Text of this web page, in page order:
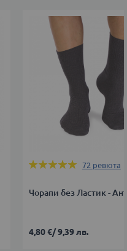
Оценка:
72 ревюта
Чорапи без Ластик -
4,80 €/9,39 лв.